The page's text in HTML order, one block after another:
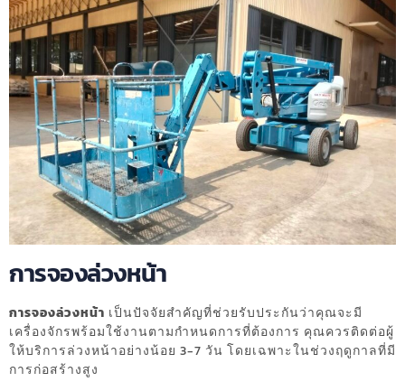
การจองล่วงหน้า
การจองล่วงหน้า เป็นปัจจัยสำคัญที่ช่วยรับประกันว่าคุณจะมี
เครื่องจักรพร้อมใช้งานตามกำหนดการที่ต้องการ คุณควรติดต่อผู้
ให้บริการล่วงหน้าอย่างน้อย 3-7 วัน โดยเฉพาะในช่วงฤดูกาลที่มี
การก่อสร้างสูง